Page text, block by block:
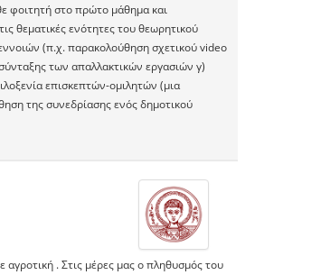
φοιτητή στο πρώτο μάθημα και
θεματικές ενότητες του θεωρητικού
(π.χ. παρακολούθηση σχετικού video
των απαλλακτικών εργασιών γ)
επισκεπτών-ομιλητών (μια
της συνεδρίασης ενός δημοτικού
αγροτική . Στις μέρες μας ο πληθυσμός του